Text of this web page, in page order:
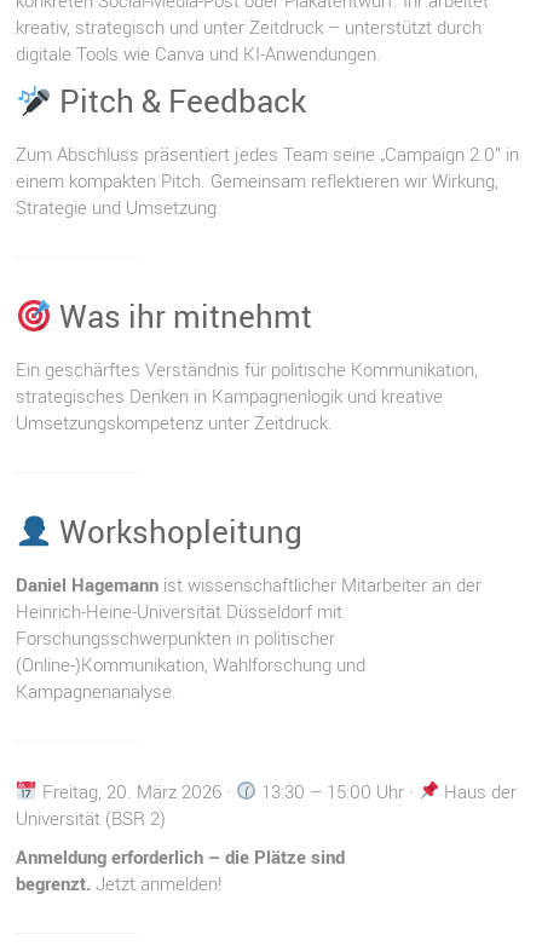
kreativ, strategisch und unter Zeitdruck – unterstützt durch
digitale Tools wie Canva und KI-Anwendungen.
Pitch & Feedback
Zum Abschluss präsentiert jedes Team seine „Campaign 2.0″ in
einem kompakten Pitch. Gemeinsam reflektieren wir Wirkung,
Strategie und Umsetzung.
Was ihr mitnehmt
Ein geschärftes Verständnis für politische Kommunikation,
strategisches Denken in Kampagnenlogik und kreative
Umsetzungskompetenz unter Zeitdruck.
Workshopleitung
Daniel Hagemann ist wissenschaftlicher Mitarbeiter an der
Heinrich-Heine-Universität Düsseldorf mit
Forschungsschwerpunkten in politischer
(Online-)Kommunikation, Wahlforschung und
Kampagnenanalyse.
Freitag, 20. März 2026 · 13:30 – 15:00 Uhr ·
Haus der
Universität (BSR 2)
Anmeldung erforderlich – die Plätze sind
begrenzt. Jetzt anmelden!